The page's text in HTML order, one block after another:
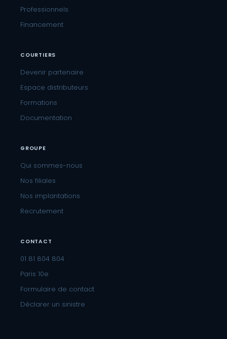
Professionnels
Financement
COURTIERS
Devenir partenaire
Espace distributeurs
Formations
Documentation
GROUPE
Qui sommes-nous
Nos filiales
Nos implantations
Recrutement
CONTACT
01 81 804 804
Paris 10e
Formulaire de contact
Déclarer un sinistre